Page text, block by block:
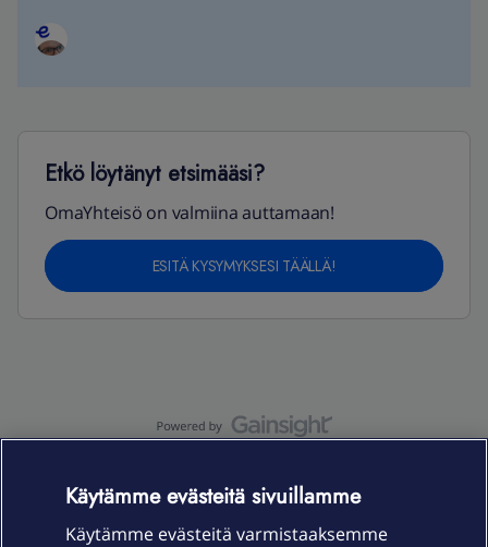
Etkö löytänyt etsimääsi?
OmaYhteisö on valmiina auttamaan!
ESITÄ KYSYMYKSESI TÄÄLLÄ!
Käytämme evästeitä sivuillamme
Käytämme evästeitä varmistaaksemme